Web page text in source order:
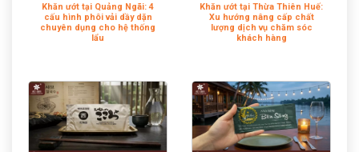
Khăn ướt tại Quảng Ngãi: 4
cấu hình phôi vải dầy dặn
chuyên dụng cho hệ thống
lẩu
Khăn ướt tại Thừa Thiên Huế:
Xu hướng nâng cấp chất
lượng dịch vụ chăm sóc
khách hàng